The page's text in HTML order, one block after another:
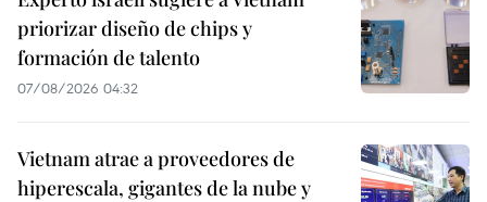
priorizar diseño de chips y
formación de talento
07/08/2026 04:32
Vietnam atrae a proveedores de
hiperescala, gigantes de la nube y